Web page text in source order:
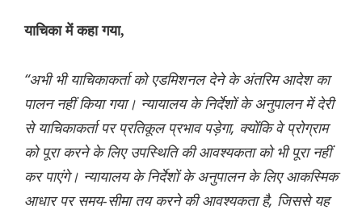
याचिका में कहा गया,
“अभी भी याचिकाकर्ता को एडमिशनल देने के अंतरिम आदेश का
पालन नहीं किया गया। न्यायालय के निर्देशों के अनुपालन में देरी
से याचिकाकर्ता पर प्रतिकूल प्रभाव पड़ेगा, क्योंकि वे प्रोग्राम
को पूरा करने के लिए उपस्थिति की आवश्यकता को भी पूरा नहीं
कर पाएंगे। न्यायालय के निर्देशों के अनुपालन के लिए आकस्मिक
आधार पर समय-सीमा तय करने की आवश्यकता है, जिससे यह